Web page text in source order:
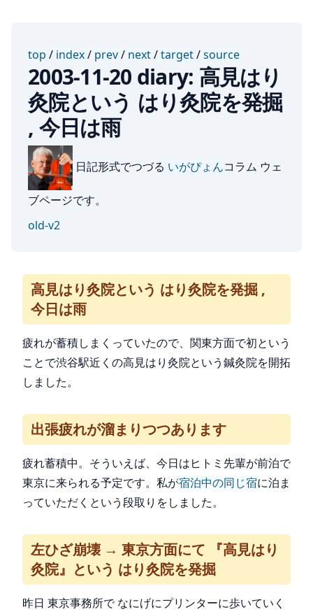
top / index/ prev/ next/target/source
2003-11-20 diary: 高見はり
灸院という はり灸院を発掘
, 今日は雨
日記形式でつづる いがぴょんコラム ウェ
ブページです。
old-v2
高見はり灸院という はり灸院を発掘 ,
今日は雨
疲れが蓄積しまくっていたので、関東方面で初という
ことで渋谷駅近くの高見はり灸院という鍼灸院を開拓
しました。
出張疲れが溜まりつつあります
疲れ蓄積中。そういえば、今日はヒトミ先輩が前泊で
東京に来られる予定です。私が宿泊中の同じ宿に泊ま
っていただくという段取りをしました。
左ひざ崩壊 → 東京方面にて 『高見はり
灸院』という はり灸院を発掘
昨日 東京事務所で なにげにプリンターに歩いていく